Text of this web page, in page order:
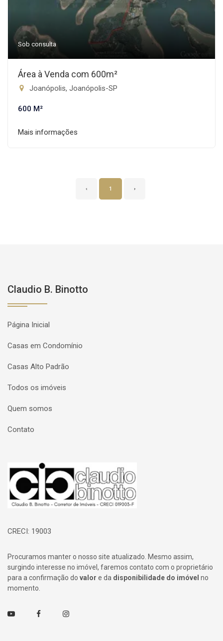
Sob consulta
Área à Venda com 600m²
Joanópolis, Joanópolis-SP
600 M²
Mais informações
‹ 1 ›
Claudio B. Binotto
Página Inicial
Casas em Condomínio
Casas Alto Padrão
Todos os imóveis
Quem somos
Contato
Página inicial
CRECI: 19003
Procuramos manter o nosso site atualizado. Mesmo assim,
surgindo interesse no imóvel, faremos contato com o proprietário
para a confirmação do valor e da disponibilidade do imóvel no
momento.
Youtube FacebookInstagram